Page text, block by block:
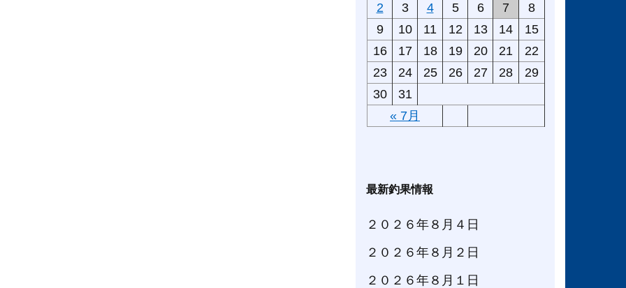
« 7月
2
3 4 5 6 7
8
9
10 11 12 13 14
15
16
17 18 19 20 21
22
23
24 25 26 27 28
29
30
31
最新釣果情報
２０２６年８月４日
２０２６年８月２日
２０２６年８月１日